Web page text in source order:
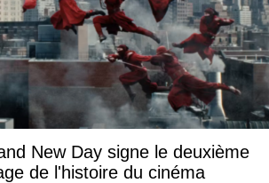
New Day signe le deuxième
de l'histoire du cinéma